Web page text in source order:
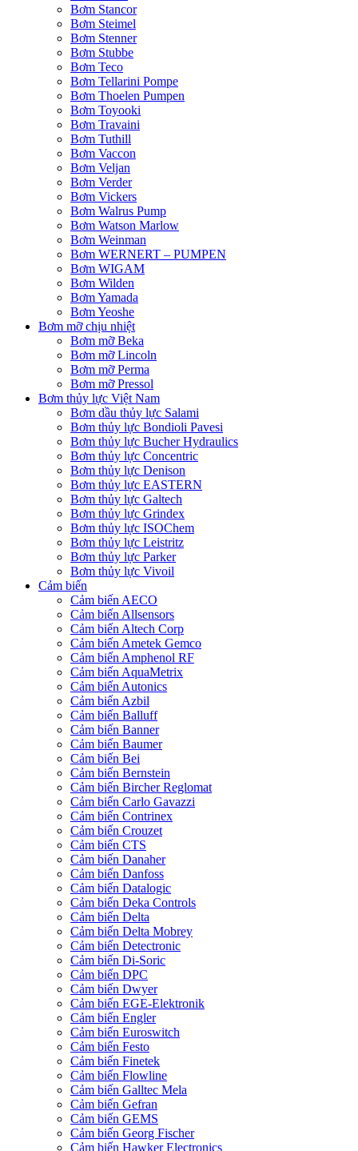
Bơm Stancor
Bơm Steimel
Bơm Stenner
Bơm Stubbe
Bơm Teco
Bơm Tellarini Pompe
Bơm Thoelen Pumpen
Bơm Toyooki
Bơm Travaini
Bơm Tuthill
Bơm Vaccon
Bơm Veljan
Bơm Verder
Bơm Vickers
Bơm Walrus Pump
Bơm Watson Marlow
Bơm Weinman
Bơm WERNERT – PUMPEN
Bơm WIGAM
Bơm Wilden
Bơm Yamada
Bơm Yeoshe
Bơm mỡ chịu nhiệt
Bơm mỡ Beka
Bơm mỡ Lincoln
Bơm mỡ Perma
Bơm mỡ Pressol
Bơm thủy lực Việt Nam
Bơm dầu thủy lực Salami
Bơm thủy lực Bondioli Pavesi
Bơm thủy lực Bucher Hydraulics
Bơm thủy lực Concentric
Bơm thủy lực Denison
Bơm thủy lực EASTERN
Bơm thủy lực Galtech
Bơm thủy lực Grindex
Bơm thủy lực ISOChem
Bơm thủy lực Leistritz
Bơm thủy lực Parker
Bơm thủy lực Vivoil
Cảm biến
Cảm biến AECO
Cảm biến Allsensors
Cảm biến Altech Corp
Cảm biến Ametek Gemco
Cảm biến Amphenol RF
Cảm biến AquaMetrix
Cảm biến Autonics
Cảm biến Azbil
Cảm biến Balluff
Cảm biến Banner
Cảm biến Baumer
Cảm biến Bei
Cảm biến Bernstein
Cảm biến Bircher Reglomat
Cảm biến Carlo Gavazzi
Cảm biến Contrinex
Cảm biến Crouzet
Cảm biến CTS
Cảm biến Danaher
Cảm biến Danfoss
Cảm biến Datalogic
Cảm biến Deka Controls
Cảm biến Delta
Cảm biến Delta Mobrey
Cảm biến Detectronic
Cảm biến Di-Soric
Cảm biến DPC
Cảm biến Dwyer
Cảm biến EGE-Elektronik
Cảm biến Engler
Cảm biến Euroswitch
Cảm biến Festo
Cảm biến Finetek
Cảm biến Flowline
Cảm biến Galltec Mela
Cảm biến Gefran
Cảm biến GEMS
Cảm biến Georg Fischer
Cảm biến Hawker Electronics